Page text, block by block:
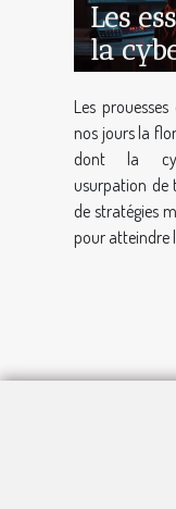
Les
la
Les
nos jours la
dont la
usurpation de
de stratégies
pour atteindre